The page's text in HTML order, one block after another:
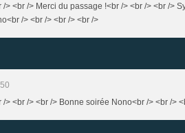
> <br /> Merci du passage !<br /> <br /> <br />
/> <br /> <br /> <br />
> <br /> <br /> Bonne soirée Nono<br /> <br />